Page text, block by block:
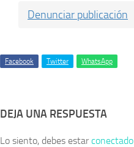
Denunciar publicación
Facebook Twitter WhatsApp
DEJA UNA RESPUESTA
Lo siento, debes estarconectado